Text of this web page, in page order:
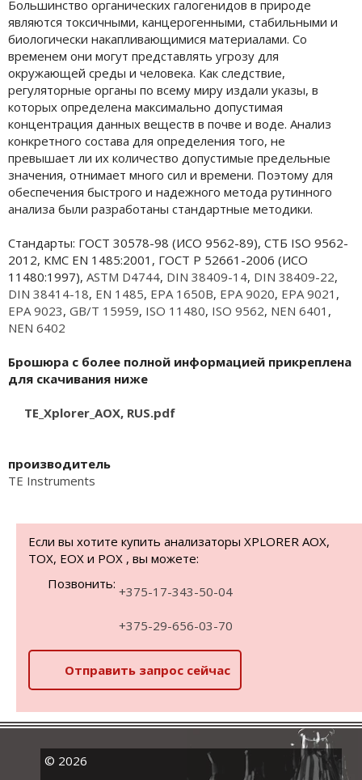
Большинство органических галогенидов в природе
являются токсичными, канцерогенными, стабильными и
биологически накапливающимися материалами. Со
временем они могут представлять угрозу для
окружающей среды и человека. Как следствие,
регуляторные органы по всему миру издали указы, в
которых определена максимально допустимая
концентрация данных веществ в почве и воде. Анализ
конкретного состава для определения того, не
превышает ли их количество допустимые предельные
значения, отнимает много сил и времени. Поэтому для
обеспечения быстрого и надежного метода рутинного
анализа были разработаны стандартные методики.
Стандарты: ГОСТ 30578-98 (ИСО 9562-89), СТБ ISO 9562-
2012, КМС EN 1485:2001, ГОСТ Р 52661-2006 (ИСО
11480:1997), ASTM D4744, DIN 38409-14, DIN 38409-22,
DIN 38414-18, EN 1485, EPA 1650B, EPA 9020, EPA 9021 ,
EPA 9023, GB/T 15959, ISO 11480, ISO 9562, NEN 6401 ,
NEN 6402
Брошюра с более полной информацией прикреплена
для скачивания ниже
TE_Xplorer_AOX, RUS.pdf
производитель
TE Instruments
Если вы хотите купить анализаторы XPLORER AOX,
TOX, EOX и POX , вы можете:
Позвонить:
+375-17-343-50-04
+375-29-656-03-70
Отправить запрос сейчас
© 2026